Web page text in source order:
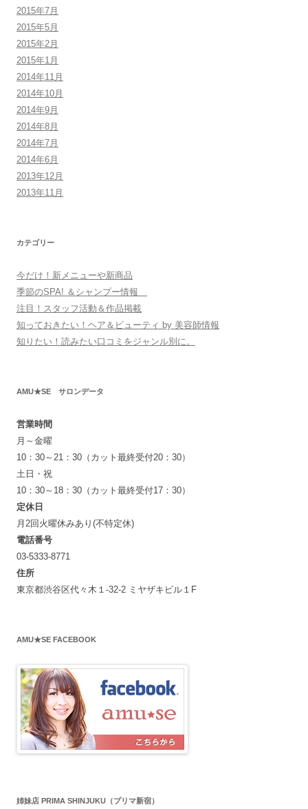
2015年7月
2015年5月
2015年2月
2015年1月
2014年11月
2014年10月
2014年9月
2014年8月
2014年7月
2014年6月
2013年12月
2013年11月
カテゴリー
今だけ！新メニューや新商品
季節のSPA! ＆シャンプー情報
注目！スタッフ活動＆作品掲載
知っておきたい！ヘア＆ビューティ by 美容師情報
知りたい！読みたい口コミをジャンル別に。
AMU★SE サロンデータ
営業時間
月～金曜
10：30～21：30（カット最終受付20：30）
土日・祝
10：30～18：30（カット最終受付17：30）
定休日
月2回火曜休みあり(不特定休)
電話番号
03-5333-8771
住所
東京都渋谷区代々木１-32-2 ミヤザキビル１F
AMU★SE FACEBOOK
姉妹店 PRIMA SHINJUKU（プリマ新宿）